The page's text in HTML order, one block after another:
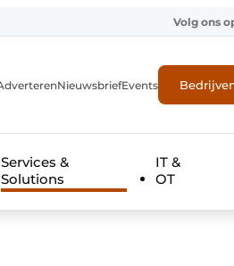
Volg ons
NieuwsbriefEvents
Services &
Solutions
IT &
OT